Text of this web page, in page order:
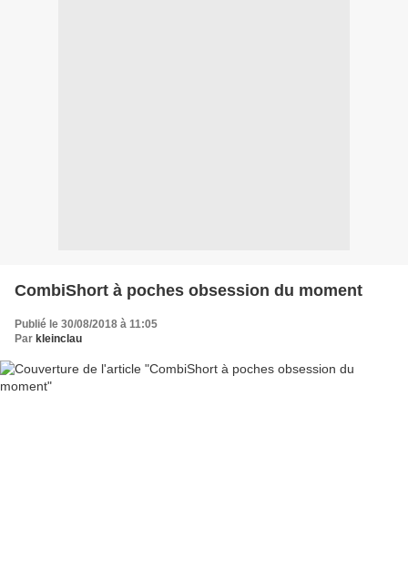
CombiShort à poches obsession du moment
Publié le 30/08/2018 à 11:05
Par kleinclau